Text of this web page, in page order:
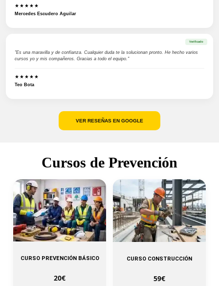
★★★★★
Mercedes Escudero Aguilar
Verificado
"Es una maravilla y de confianza. Cualquier duda te la solucionan pronto. He hecho varios
cursos yo y mis compañeros. Gracias a todo el equipo."
★★★★★
Teo Bota
VER RESEÑAS EN GOOGLE
Cursos de Prevención
CURSO PREVENCIÓN BÁSICO
20€
CURSO CONSTRUCCIÓN
59€